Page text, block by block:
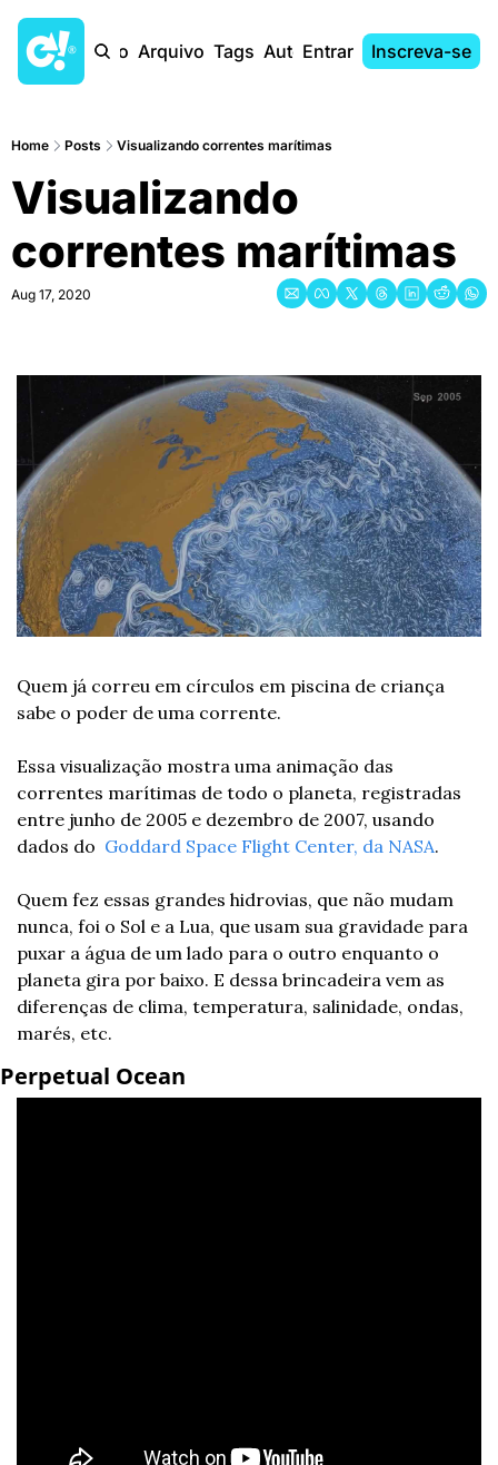
Início Arquivo Tags AutoresEntrar Inscreva-se
Home Posts Visualizando correntes marítimas
Visualizando
correntes marítimas
Aug 17, 2020
Quem já correu em círculos em piscina de criança
sabe o poder de uma corrente.
Essa visualização mostra uma animação das
correntes marítimas de todo o planeta, registradas
entre junho de 2005 e dezembro de 2007, usando
dados do Goddard Space Flight Center, da NASA.
Quem fez essas grandes hidrovias, que não mudam
nunca, foi o Sol e a Lua, que usam sua gravidade para
puxar a água de um lado para o outro enquanto o
planeta gira por baixo. E dessa brincadeira vem as
diferenças de clima, temperatura, salinidade, ondas,
marés, etc.
Perpetual Ocean